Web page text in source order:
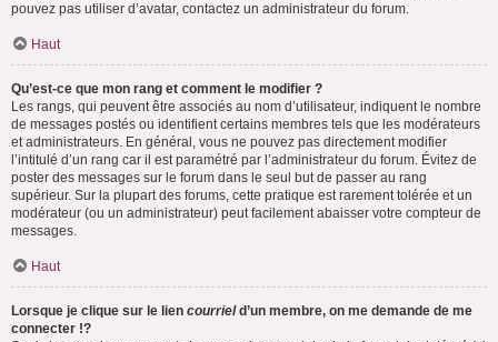
pouvez pas utiliser d’avatar, contactez un administrateur du forum.
Haut
Qu’est-ce que mon rang et comment le modifier ?
Les rangs, qui peuvent être associés au nom d’utilisateur, indiquent le nombre
de messages postés ou identifient certains membres tels que les modérateurs
et administrateurs. En général, vous ne pouvez pas directement modifier
l’intitulé d’un rang car il est paramétré par l’administrateur du forum. Évitez de
poster des messages sur le forum dans le seul but de passer au rang
supérieur. Sur la plupart des forums, cette pratique est rarement tolérée et un
modérateur (ou un administrateur) peut facilement abaisser votre compteur de
messages.
Haut
Lorsque je clique sur le lien courrield’un membre, on me demande de me
connecter !?